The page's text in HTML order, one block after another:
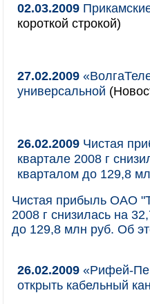
02.03.2009
короткой строкой)
27.02.2009
универсальной
26.02.2009 Чистая
квартале 2008 г
кварталом до 129,8
Чистая прибыль ОАО
2008 г снизилась на
до 129,8 млн руб. Об
26.02.2009 «Рифей-
открыть кабельный